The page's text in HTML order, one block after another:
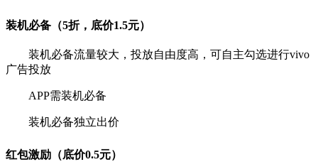
装机必备（5折，底价1.5元）
装机必备流量较大，投放自由度高，可自主勾选进行vivo
广告投放
APP需装机必备
装机必备独立出价
红包激励（底价0.5元）